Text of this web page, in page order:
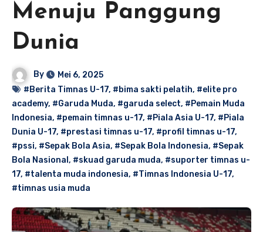
Menuju Panggung
Dunia
By
Mei 6, 2025
#Berita Timnas U-17, #bima sakti pelatih, #elite pro
academy, #Garuda Muda, #garuda select, #Pemain Muda
Indonesia, #pemain timnas u-17, #Piala Asia U-17, #Piala
Dunia U-17, #prestasi timnas u-17, #profil timnas u-17,
#pssi, #Sepak Bola Asia, #Sepak Bola Indonesia, #Sepak
Bola Nasional , #skuad garuda muda, #suporter timnas u-
17, #talenta muda indonesia, #Timnas Indonesia U-17,
#timnas usia muda